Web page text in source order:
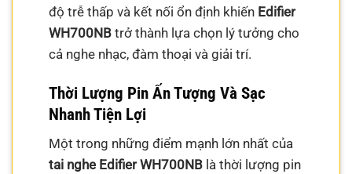
độ trễ thấp và kết nối ổn định khiến Edifier
WH700NB trở thành lựa chọn lý tưởng cho
cả nghe nhạc, đàm thoại và giải trí.
Thời Lượng Pin Ấn Tượng Và Sạc
Nhanh Tiện Lợi
Một trong những điểm mạnh lớn nhất của
tai nghe Edifier WH700NB là thời lượng pin